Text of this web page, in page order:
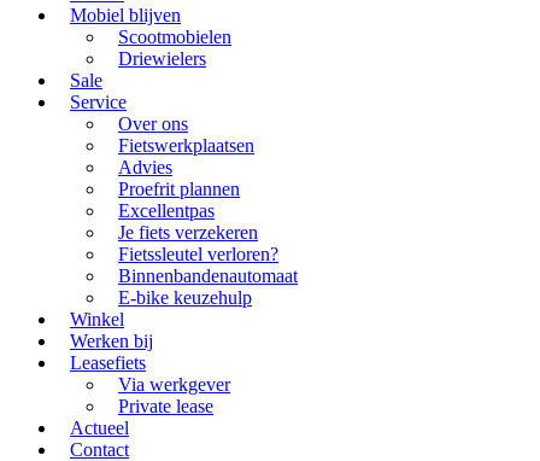
Mobiel blijven
Scootmobielen
Driewielers
Sale
Service
Over ons
Fietswerkplaatsen
Advies
Proefrit plannen
Excellentpas
Je fiets verzekeren
Fietssleutel verloren?
Binnenbandenautomaat
E-bike keuzehulp
Winkel
Werken bij
Leasefiets
Via werkgever
Private lease
Actueel
Contact